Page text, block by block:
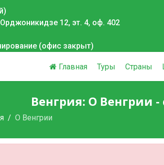
12, эт. 4, оф. 402
(офис закрыт)
Главная Туры Страны
Венгрия: О Венгрии
О Венгрии